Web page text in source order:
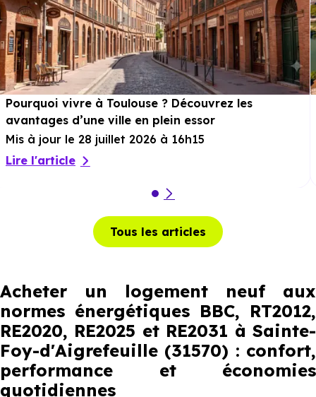
Pourquoi vivre à Toulouse ? Découvrez les
avantages d’une ville en plein essor
Mis à jour le 28 juillet 2026 à 16h15
Lire l'article
Tous les articles
Acheter un logement neuf aux
normes énergétiques BBC, RT2012,
RE2020, RE2025 et RE2031 à Sainte-
Foy-d'Aigrefeuille (31570) : confort,
performance et économies
quotidiennes